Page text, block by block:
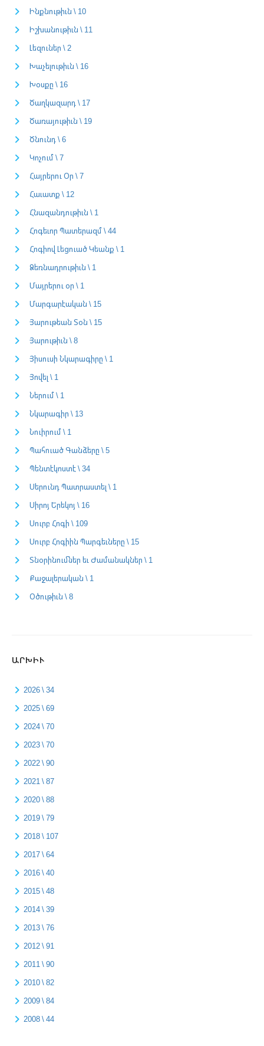
Ինքնութիւն \ 10
Իշխանութիւն \ 11
Լեզուներ \ 2
Խաչելութիւն \ 16
Խօսքը \ 16
Ծաղկազարդ \ 17
Ծառայութիւն \ 19
Ծնունդ \ 6
Կոչում \ 7
Հայրերու Օր \ 7
Հաւատք \ 12
Հնազանդութիւն \ 1
Հոգեւոր Պատերազմ \ 44
Հոգիով Լեցուած Կեանք \ 1
Ձեռնադրութիւն \ 1
Մայրերու օր \ 1
Մարգարէական \ 15
Յարութեան Տօն \ 15
Յարութիւն \ 8
Յիսուսի Նկարագիրը \ 1
Յովել \ 1
Ներում \ 1
Նկարագիր \ 13
Նուիրում \ 1
Պահուած Գանձերը \ 5
Պենտէկոստէ \ 34
Սերունդ Պատրաստել \ 1
Սիրոյ Երեկոյ \ 16
Սուրբ Հոգի \ 109
Սուրբ Հոգիին Պարգեւները \ 15
Տնօրինումներ եւ Ժամանակներ \ 1
Քաջալերական \ 1
Օծութիւն \ 8
ԱՐԽԻՒ
2026 \ 34
2025 \ 69
2024 \ 70
2023 \ 70
2022 \ 90
2021 \ 87
2020 \ 88
2019 \ 79
2018 \ 107
2017 \ 64
2016 \ 40
2015 \ 48
2014 \ 39
2013 \ 76
2012 \ 91
2011 \ 90
2010 \ 82
2009 \ 84
2008 \ 44